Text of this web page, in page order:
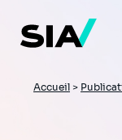
contenu
principal
Fil
Accueil >